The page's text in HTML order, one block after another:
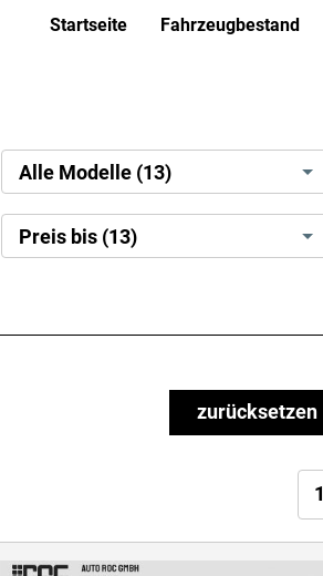
Startseite Fahrzeugbestand
search[model]
Alle Modelle (13)
search[display
price]
Preis bis (13)
zurücksetzen
1